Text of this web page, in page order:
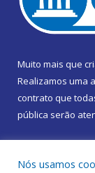
Muito mais que
Realizamos uma
contrato que
pública serão
Nós usamos